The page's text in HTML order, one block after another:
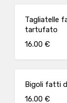
Tagliatelle
tartufato
16.00 €
Bigoli fatti
16.00 €